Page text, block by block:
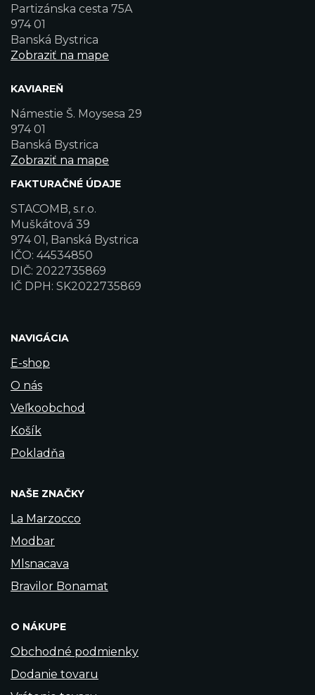
Partizánska cesta 75A
974 01
Banská Bystrica
Zobraziť na mape
KAVIAREŇ
Námestie Š. Moysesa 29
974 01
Banská Bystrica
Zobraziť na mape
FAKTURAČNÉ ÚDAJE
STACOMB, s.r.o.
Muškátová 39
974 01, Banská Bystrica
IČO: 44534850
DIČ: 2022735869
IČ DPH: SK2022735869
NAVIGÁCIA
E-shop
O nás
Veľkoobchod
Košík
Pokladňa
NAŠE ZNAČKY
La Marzocco
Modbar
Mlsnacava
Bravilor Bonamat
O NÁKUPE
Obchodné podmienky
Dodanie tovaru